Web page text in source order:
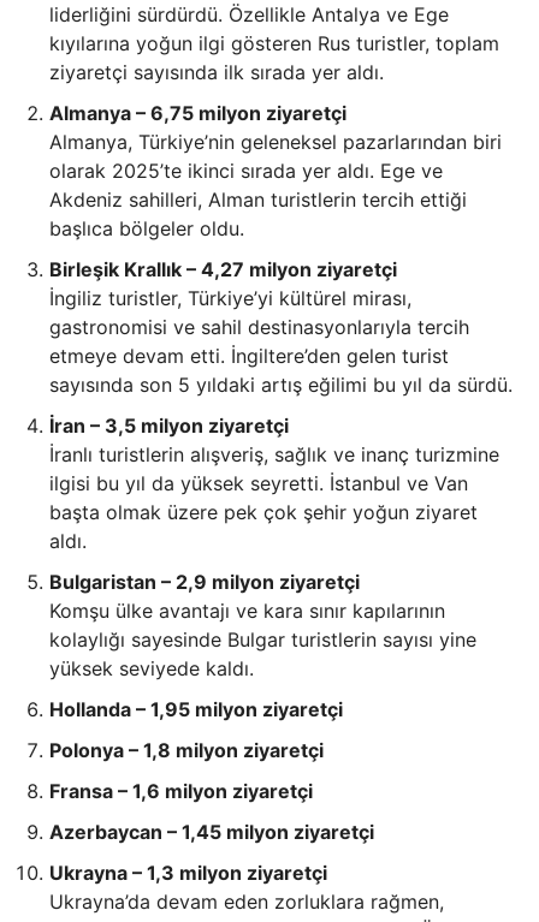
liderliğini sürdürdü. Özellikle Antalya ve Ege
kıyılarına yoğun ilgi gösteren Rus turistler, toplam
ziyaretçi sayısında ilk sırada yer aldı.
Almanya – 6,75 milyon ziyaretçi
Almanya, Türkiye’nin geleneksel pazarlarından biri
olarak 2025’te ikinci sırada yer aldı. Ege ve
Akdeniz sahilleri, Alman turistlerin tercih ettiği
başlıca bölgeler oldu.
Birleşik Krallık – 4,27 milyon ziyaretçi
İngiliz turistler, Türkiye’yi kültürel mirası,
gastronomisi ve sahil destinasyonlarıyla tercih
etmeye devam etti. İngiltere’den gelen turist
sayısında son 5 yıldaki artış eğilimi bu yıl da sürdü.
İran – 3,5 milyon ziyaretçi
İranlı turistlerin alışveriş, sağlık ve inanç turizmine
ilgisi bu yıl da yüksek seyretti. İstanbul ve Van
başta olmak üzere pek çok şehir yoğun ziyaret
aldı.
Bulgaristan – 2,9 milyon ziyaretçi
Komşu ülke avantajı ve kara sınır kapılarının
kolaylığı sayesinde Bulgar turistlerin sayısı yine
yüksek seviyede kaldı.
Hollanda – 1,95 milyon ziyaretçi
Polonya – 1,8 milyon ziyaretçi
Fransa – 1,6 milyon ziyaretçi
Azerbaycan – 1,45 milyon ziyaretçi
Ukrayna – 1,3 milyon ziyaretçi
Ukrayna’da devam eden zorluklara rağmen,